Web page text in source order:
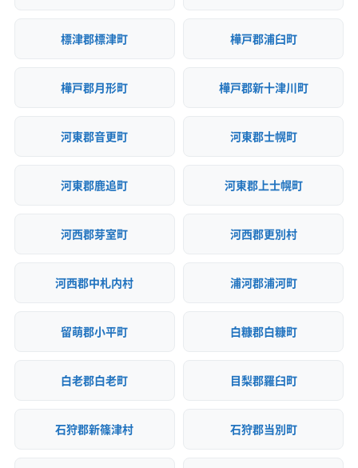
標津郡標津町 樺戸郡浦臼町
樺戸郡月形町 樺戸郡新十津川町
河東郡音更町 河東郡士幌町
河東郡鹿追町 河東郡上士幌町
河西郡芽室町 河西郡更別村
河西郡中札内村 浦河郡浦河町
留萌郡小平町 白糠郡白糠町
白老郡白老町 目梨郡羅臼町
石狩郡新篠津村 石狩郡当別町